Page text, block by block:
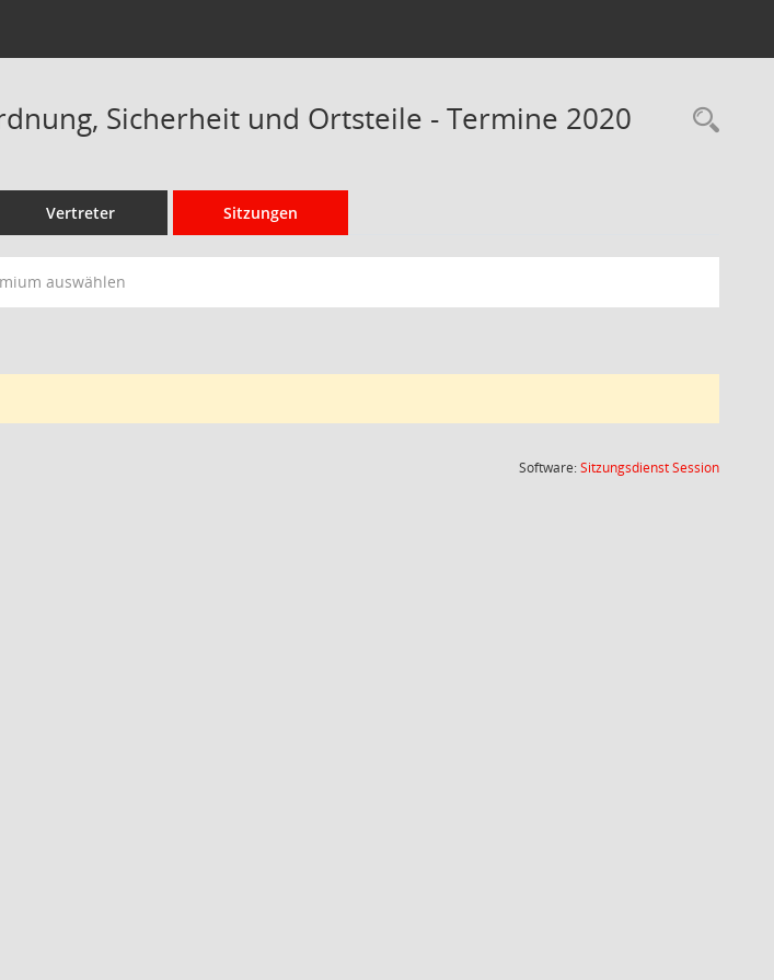
Sicherheit und Ortsteile - Termine 2020
Vertreter Sitzungen
auswählen
Software:SitzungsdienstSession(Wird in